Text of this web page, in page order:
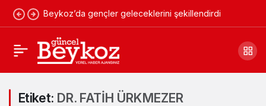
Beykoz’da gençler geleceklerini şekillendirdi
Etiket: DR. FATİH ÜRKMEZER